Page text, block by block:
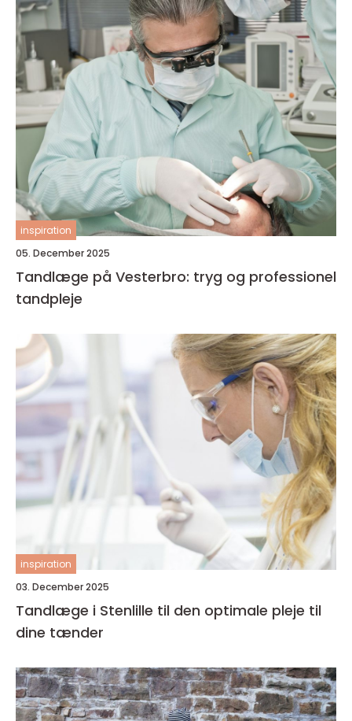
inspiration
05. December 2025
Tandlæge på Vesterbro: tryg og professionel
tandpleje
inspiration
03. December 2025
Tandlæge i Stenlille til den optimale pleje til
dine tænder